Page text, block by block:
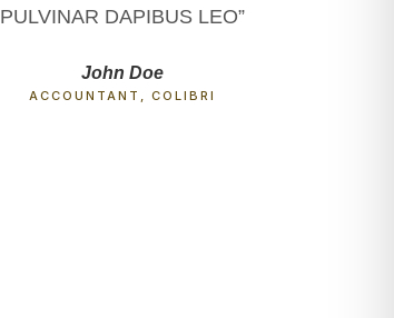
PULVINAR DAPIBUS LEO”
John Doe
ACCOUNTANT, COLIBRI